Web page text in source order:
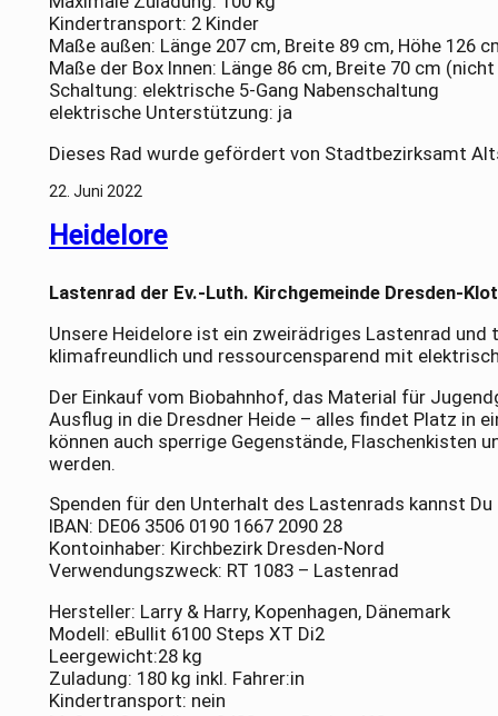
Kindertransport: 2 Kinder
Maße außen: Länge 207 cm, Breite 89 cm, Höhe 126
Maße der Box Innen: Länge 86 cm, Breite 70 cm
Schaltung: elektrische 5-Gang Nabenschaltung
elektrische Unterstützung: ja
Dieses Rad wurde gefördert von Stadtbezirksamt
22. Juni 2022
Heidelore
Lastenrad der Ev.-Luth. Kirchgemeinde Dresden-
Unsere Heidelore ist ein zweirädriges Lastenrad
klimafreundlich und ressourcensparend mit
Der Einkauf vom Biobahnhof, das Material für
Ausflug in die Dresdner Heide – alles findet Platz in
können auch sperrige Gegenstände, Flaschenkisten
werden.
Spenden für den Unterhalt des Lastenrads kannst Du
IBAN: DE06 3506 0190 1667 2090 28
Kontoinhaber: Kirchbezirk Dresden-Nord
Verwendungszweck: RT 1083 – Lastenrad
Hersteller: Larry & Harry, Kopenhagen, Dänemark
Modell: eBullit 6100 Steps XT Di2
Leergewicht:28 kg
Zuladung: 180 kg inkl. Fahrer:in
Kindertransport: nein